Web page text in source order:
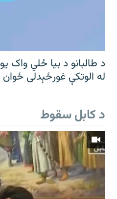
د طالبانو د بیا ځلي واک
له الوتکې غورځېدلی
د کابل سقوط